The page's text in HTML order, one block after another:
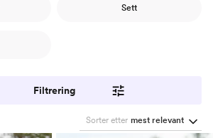
Sett
Filtrering
Sorter etter mest relevant